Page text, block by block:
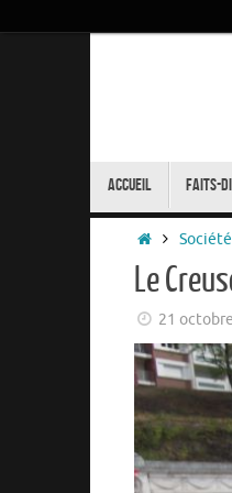
Accueil Faits-
Accueil
Société
Le
21